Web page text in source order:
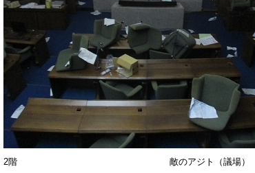
2階 敵のアジト（議場）